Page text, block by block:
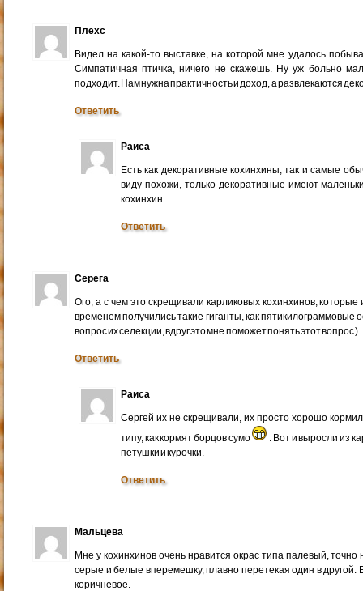
Плехс
Видел на какой-то выставке, на которой мне удалось
Симпатичная птичка, ничего не скажешь. Ну уж больно
подходит. Нам нужна практичность и доход, а развлекаются
Ответить
Раиса
Есть как декоративные кохинхины, так и самые
виду похожи, только декоративные имеют
кохинхин.
Ответить
Серега
Ого, а с чем это скрещивали карликовых кохинхинов,
временем получились такие гиганты, как
вопрос их селекции, вдруг это мне поможет понять этот вопрос )
Ответить
Раиса
Сергей их не скрещивали, их просто хорошо
типу, как кормят борцов сумо
. Вот и выросли из
петушки и курочки.
Ответить
Мальцева
Мне у кохинхинов очень нравится окрас типа палевый, точно
серые и белые вперемешку, плавно перетекая один в другой.
коричневое.